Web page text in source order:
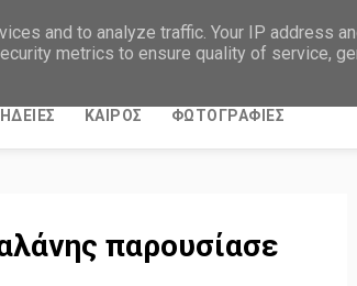
ΚΑΙΡΟΣ ΦΩΤΟΓΡΑΦΙΕΣ
παρουσίασε
and to analyze traffic. Your IP address
metrics to ensure quality of service,